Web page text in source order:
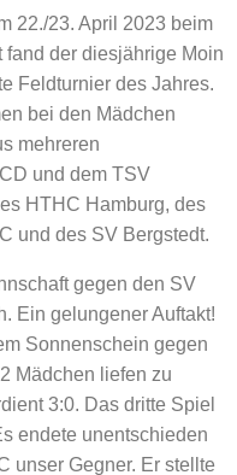
22./23. April 2023 beim
fand der diesjährige Moin
Feldturnier des Jahres.
bei den Mädchen
mehreren
und dem TSV
HTHC Hamburg, des
und des SV Bergstedt.
gegen den SV
Ein gelungener Auftakt!
Sonnenschein gegen
Mädchen liefen zu
3:0. Das dritte Spiel
endete unentschieden
unser Gegner. Er stellte